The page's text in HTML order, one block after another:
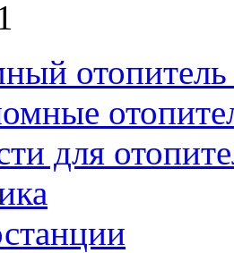
отопитель
для